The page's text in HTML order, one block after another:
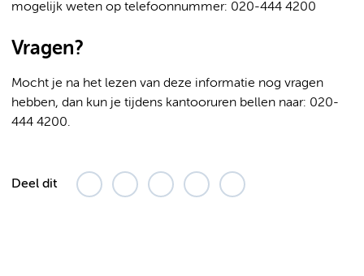
mogelijk weten op telefoonnummer: 020-444 4200
Vragen?
Mocht je na het lezen van deze informatie nog vragen
hebben, dan kun je tijdens kantooruren bellen naar: 020-
444 4200.
Deel dit